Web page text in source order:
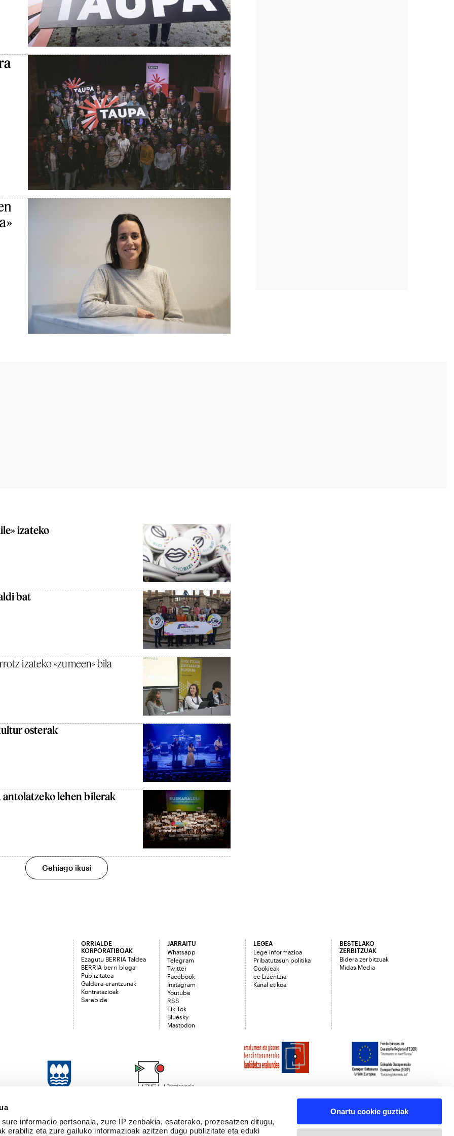
sure informacio pertsonala, zure IP zenbakia, esaterako, prozesatzen ditugu,
erabiliz eta zure gailuko informazioak azitzen dugu publizitate eta eduki
Onartu cookie guztiak
izateko
bat
izateko «zumeen» bila
osterak
lehen bilerak
Gehiago ikusi
ORRIALDE
KORPORATIBOAK
Ezagutu BERRIA Taldea
BERRIA berri bloga
Publizitatea
Galdera-erantzunak
Kontratazioak
Sarebide
JARRAITU
Whatsapp
Telegram
Twitter
Facebook
Instagram
Youtube
RSS
Tik Tok
Bluesky
Mastodon
LEGEA
Lege informazioa
Pribatutasun politika
Cookieak
cc Lizentzia
Kanal etikoa
BESTELAKO
ZERBITZUAK
Bidera zerbitzuak
Midas Media